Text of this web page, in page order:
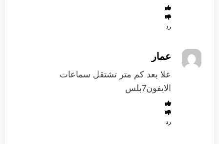
رد
عمار
علا بعد كم متر تشتقل سماعات
الايفون7بلس
رد